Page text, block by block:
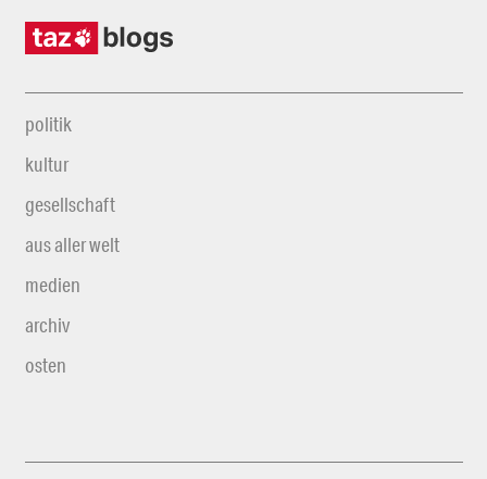
politik
kultur
gesellschaft
aus aller welt
medien
archiv
osten